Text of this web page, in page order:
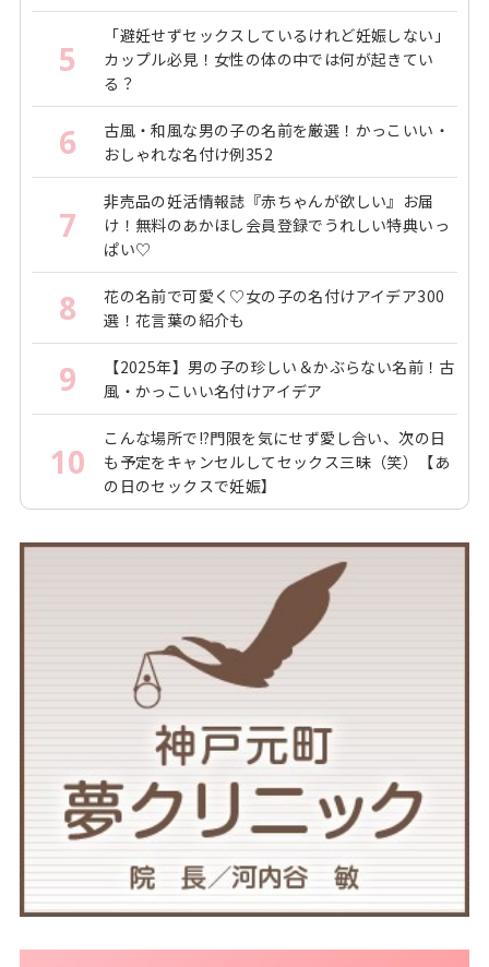
5
「避妊せずセックスしているけれど妊娠しない」
カップル必見！女性の体の中では何が起きてい
る？
6
古風・和風な男の子の名前を厳選！かっこいい・
おしゃれな名付け例352
7
非売品の妊活情報誌『赤ちゃんが欲しい』お届
け！無料のあかほし会員登録でうれしい特典いっ
ぱい♡
8
花の名前で可愛く♡女の子の名付けアイデア300
選！花言葉の紹介も
9
【2025年】男の子の珍しい＆かぶらない名前！古
風・かっこいい名付けアイデア
10
こんな場所で!?門限を気にせず愛し合い、次の日
も予定をキャンセルしてセックス三昧（笑）【あ
の日のセックスで妊娠】